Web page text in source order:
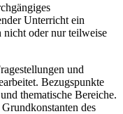
Unterricht ein
nicht oder nur teilweise
und
Bezugspunkte
thematische Bereiche.
des